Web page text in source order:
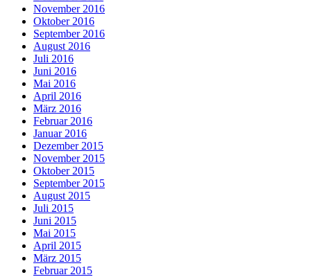
November 2016
Oktober 2016
September 2016
August 2016
Juli 2016
Juni 2016
Mai 2016
April 2016
März 2016
Februar 2016
Januar 2016
Dezember 2015
November 2015
Oktober 2015
September 2015
August 2015
Juli 2015
Juni 2015
Mai 2015
April 2015
März 2015
Februar 2015